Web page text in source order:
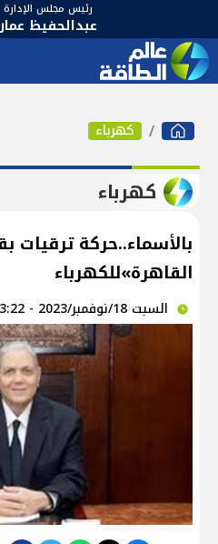
رئيس مجلس الإدارة
عبدالحفيظ عمار
كهرباء
كهرباء
بالأسماء..حركة ترقيات
القاهرة»للكهرباء
السبت 18/نوفمبر/2023 - 03:22 م